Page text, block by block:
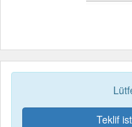
Teklif